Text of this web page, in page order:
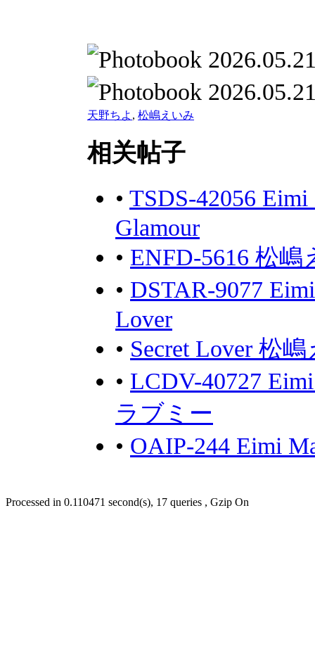
天野ちよ , 松嶋えいみ
相关帖子
• TSDS-42056
Glamour
• ENFD-5616 松嶋
• DSTAR-9077
Lover
• Secret Lover 松
• LCDV-40727
ラブミー
• OAIP-244 Eimi
Processed in 0.110471 second(s), 17 queries , Gzip On